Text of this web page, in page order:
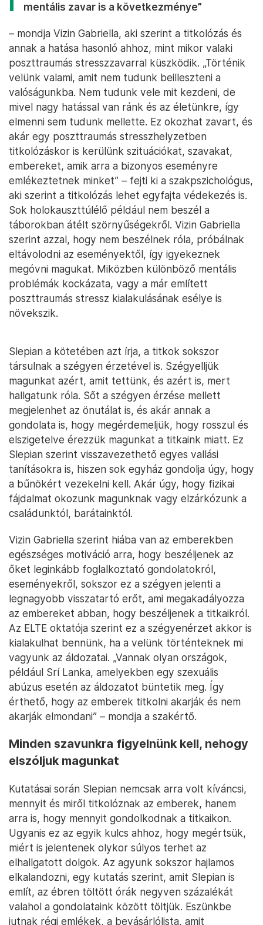
mentális zavar is a következménye”
– mondja Vizin Gabriella, aki szerint a titkolózás és
annak a hatása hasonló ahhoz, mint mikor valaki
poszttraumás stresszzavarral küszködik. „Történik
velünk valami, amit nem tudunk beilleszteni a
valóságunkba. Nem tudunk vele mit kezdeni, de
mivel nagy hatással van ránk és az életünkre, így
elmenni sem tudunk mellette. Ez okozhat zavart, és
akár egy poszttraumás stresszhelyzetben
titkolózáskor is kerülünk szituációkat, szavakat,
embereket, amik arra a bizonyos eseményre
emlékeztetnek minket” – fejti ki a szakpszichológus,
aki szerint a titkolózás lehet egyfajta védekezés is.
Sok holokauszttúlélő például nem beszél a
táborokban átélt szörnyűségekről. Vizin Gabriella
szerint azzal, hogy nem beszélnek róla, próbálnak
eltávolodni az eseményektől, így igyekeznek
megóvni magukat. Miközben különböző mentális
problémák kockázata, vagy a már említett
poszttraumás stressz kialakulásának esélye is
növekszik.
Slepian a kötetében azt írja, a titkok sokszor
társulnak a szégyen érzetével is. Szégyelljük
magunkat azért, amit tettünk, és azért is, mert
hallgatunk róla. Sőt a szégyen érzése mellett
megjelenhet az önutálat is, és akár annak a
gondolata is, hogy megérdemeljük, hogy rosszul és
elszigetelve érezzük magunkat a titkaink miatt. Ez
Slepian szerint visszavezethető egyes vallási
tanításokra is, hiszen sok egyház gondolja úgy, hogy
a bűnökért vezekelni kell. Akár úgy, hogy fizikai
fájdalmat okozunk magunknak vagy elzárkózunk a
családunktól, barátainktól.
Vizin Gabriella szerint hiába van az emberekben
egészséges motiváció arra, hogy beszéljenek az
őket leginkább foglalkoztató gondolatokról,
eseményekről, sokszor ez a szégyen jelenti a
legnagyobb visszatartó erőt, ami megakadályozza
az embereket abban, hogy beszéljenek a titkaikról.
Az ELTE oktatója szerint ez a szégyenérzet akkor is
kialakulhat bennünk, ha a velünk történteknek mi
vagyunk az áldozatai. „Vannak olyan országok,
például Srí Lanka, amelyekben egy szexuális
abúzus esetén az áldozatot büntetik meg. Így
érthető, hogy az emberek titkolni akarják és nem
akarják elmondani” – mondja a szakértő.
Minden szavunkra figyelnünk kell, nehogy
elszóljuk magunkat
Kutatásai során Slepian nemcsak arra volt kíváncsi,
mennyit és miről titkolóznak az emberek, hanem
arra is, hogy mennyit gondolkodnak a titkaikon.
Ugyanis ez az egyik kulcs ahhoz, hogy megértsük,
miért is jelentenek olykor súlyos terhet az
elhallgatott dolgok. Az agyunk sokszor hajlamos
elkalandozni, egy kutatás szerint, amit Slepian is
említ, az ébren töltött órák negyven százalékát
valahol a gondolataink között töltjük. Eszünkbe
jutnak régi emlékek, a bevásárlólista, amit